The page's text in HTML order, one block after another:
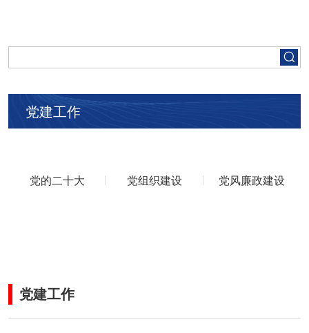
人才招聘
党建工作
党的二十大 党组织建设 党风廉政建设
党建工作